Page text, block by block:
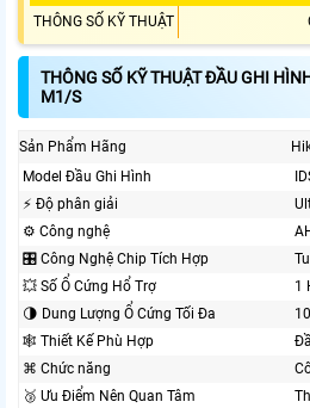
THÔNG SỐ KỸ THUẬT
THÔNG SỐ KỸ THUẬT ĐẦU GHI
M1/S
Sản Phẩm Hãng
Model Đầu Ghi Hình
️⚡ Độ phân giải
⚙ Công nghệ
🎛 Công Nghệ Chip Tích Hợp
💥 Số Ổ Cứng Hổ Trợ
1
🌗 Dung Lượng Ổ Cứng Tối Đa
🕸️ Thiết Kế Phù Hợp
⌘ Chức năng
🥉 Ưu Điểm Nên Quan Tâm